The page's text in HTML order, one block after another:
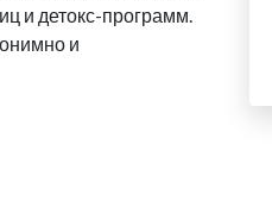
и детокс-программ.
и